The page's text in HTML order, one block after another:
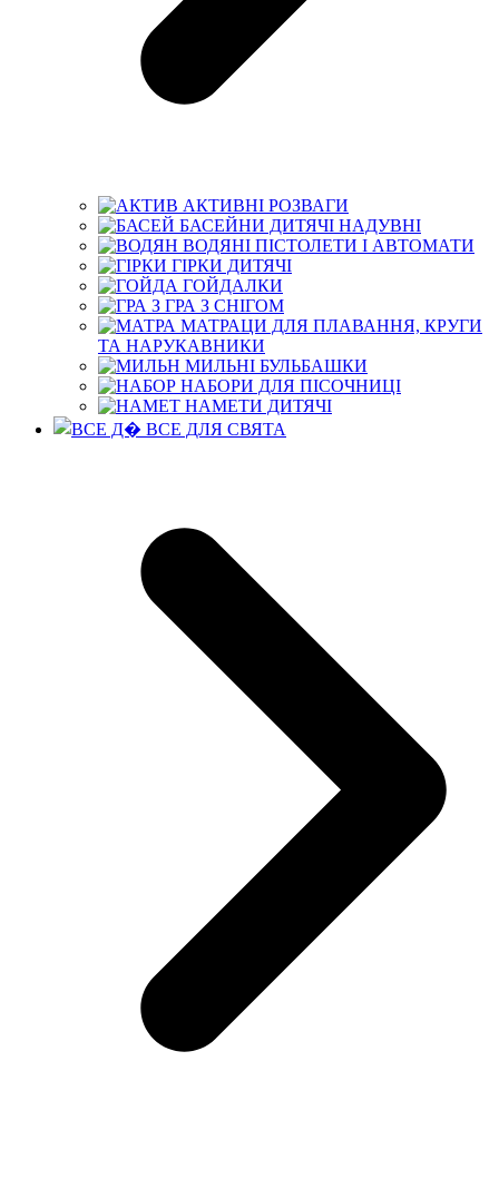
АКТИВНІ РОЗВАГИ
БАСЕЙНИ ДИТЯЧІ НАДУВНІ
ВОДЯНІ ПІСТОЛЕТИ І АВТОМАТИ
ГІРКИ ДИТЯЧІ
ГОЙДАЛКИ
ГРА З СНІГОМ
МАТРАЦИ ДЛЯ ПЛАВАННЯ, КРУГИ
ТА НАРУКАВНИКИ
МИЛЬНІ БУЛЬБАШКИ
НАБОРИ ДЛЯ ПІСОЧНИЦІ
НАМЕТИ ДИТЯЧІ
ВСЕ ДЛЯ СВЯТА